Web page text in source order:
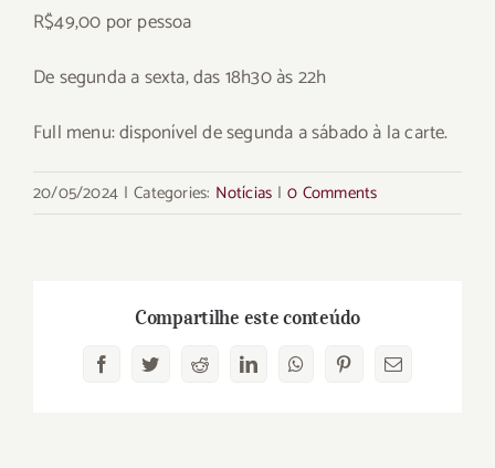
R$49,00 por pessoa
De segunda a sexta, das 18h30 às 22h
Full menu: disponível de segunda a sábado à la carte.
20/05/2024 | Categories: Notícias | 0 Comments
Compartilhe este conteúdo
FacebookTwitterRedditLinkedInWhatsAppPinterestEmail